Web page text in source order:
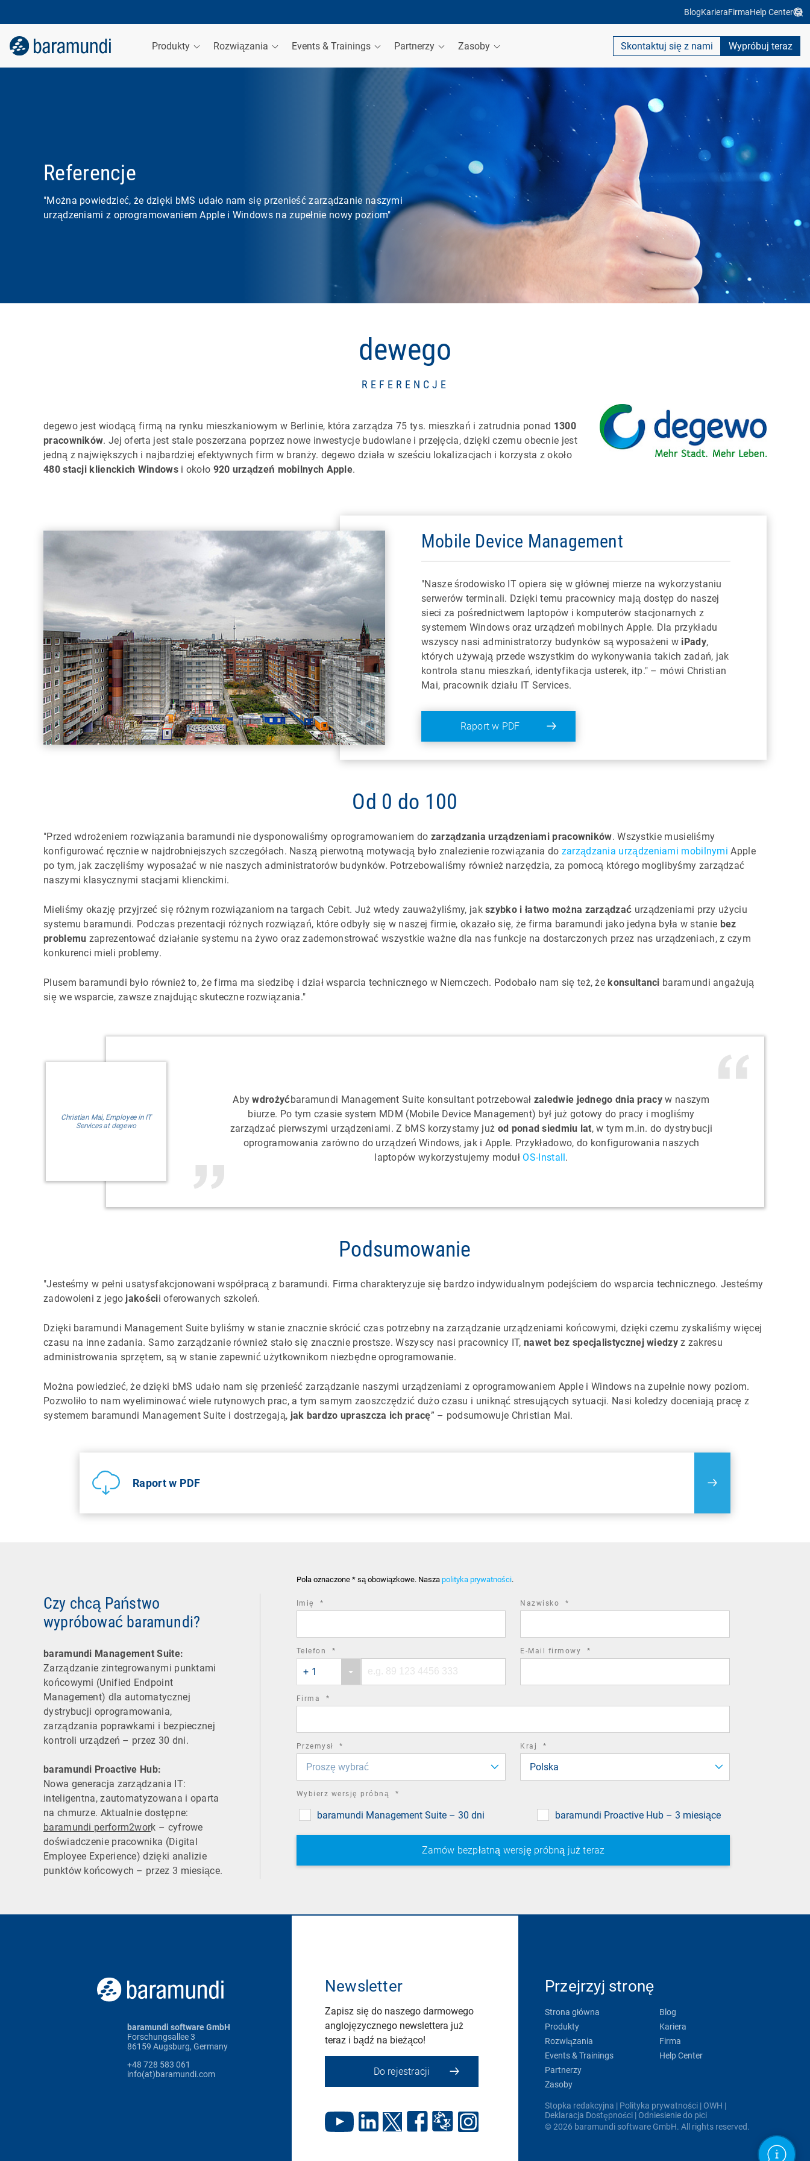
BlogKarieraFirmaHelp Center
Produkty Rozwiązania Events & Trainings Partnerzy Zasoby Skontaktuj się z nami Wypróbuj teraz
Referencje
"Można powiedzieć, że dzięki bMS udało nam się przenieść zarządzanie naszymi
urządzeniami z oprogramowaniem Apple i Windows na zupełnie nowy poziom"
dewego
REFERENCJE
degewo jest wiodącą firmą na rynku mieszkaniowym w Berlinie, która zarządza 75 tys. mieszkań i zatrudnia ponad 1300
pracowników. Jej oferta jest stale poszerzana poprzez nowe inwestycje budowlane i przejęcia, dzięki czemu obecnie jest
jedną z największych i najbardziej efektywnych firm w branży. degewo działa w sześciu lokalizacjach i korzysta z około
480 stacji klienckich Windowsi około 920 urządzeń mobilnych Apple.
Mobile Device Management
"Nasze środowisko IT opiera się w głównej mierze na wykorzystaniu
serwerów terminali. Dzięki temu pracownicy mają dostęp do naszej
sieci za pośrednictwem laptopów i komputerów stacjonarnych z
systemem Windows oraz urządzeń mobilnych Apple. Dla przykładu
wszyscy nasi administratorzy budynków są wyposażeni w iPady,
których używają przede wszystkim do wykonywania takich zadań, jak
kontrola stanu mieszkań, identyfikacja usterek, itp." – mówi Christian
Mai, pracownik działu IT Services.
Raport w PDF
Od 0 do 100
"Przed wdrożeniem rozwiązania baramundi nie dysponowaliśmy oprogramowaniem do zarządzania urządzeniami pracowników. Wszystkie musieliśmy
konfigurować ręcznie w najdrobniejszych szczegółach. Naszą pierwotną motywacją było znalezienie rozwiązania do zarządzania urządzeniami mobilnymi Apple
po tym, jak zaczęliśmy wyposażać w nie naszych administratorów budynków. Potrzebowaliśmy również narzędzia, za pomocą którego moglibyśmy zarządzać
naszymi klasycznymi stacjami klienckimi.
Mieliśmy okazję przyjrzeć się różnym rozwiązaniom na targach Cebit. Już wtedy zauważyliśmy, jakszybko i łatwo można zarządzać urządzeniami przy użyciu
systemu baramundi. Podczas prezentacji różnych rozwiązań, które odbyły się w naszej firmie, okazało się, że firma baramundi jako jedyna była w stanie bez
problemu zaprezentować działanie systemu na żywo oraz zademonstrować wszystkie ważne dla nas funkcje na dostarczonych przez nas urządzeniach, z czym
konkurenci mieli problemy.
Plusem baramundi było również to, że firma ma siedzibę i dział wsparcia technicznego w Niemczech. Podobało nam się też, że konsultanci baramundi angażują
się we wsparcie, zawsze znajdując skuteczne rozwiązania."
Abywdrożyćbaramundi Management Suite konsultant potrzebował zaledwie jednego dnia pracy w naszym
biurze. Po tym czasie system MDM (Mobile Device Management) był już gotowy do pracy i mogliśmy
zarządzać pierwszymi urządzeniami. Z bMS korzystamy już od ponad siedmiu lat, w tym m.in. do dystrybucji
oprogramowania zarówno do urządzeń Windows, jak i Apple. Przykładowo, do konfigurowania naszych
laptopów wykorzystujemy moduł OS-Install.
Christian Mai, Employee in IT
Services at degewo
Podsumowanie
"Jesteśmy w pełni usatysfakcjonowani współpracą z baramundi. Firma charakteryzuje się bardzo indywidualnym podejściem do wsparcia technicznego. Jesteśmy
zadowoleni z jego jakościi oferowanych szkoleń.
Dzięki baramundi Management Suite byliśmy w stanie znacznie skrócić czas potrzebny na zarządzanie urządzeniami końcowymi, dzięki czemu zyskaliśmy więcej
czasu na inne zadania. Samo zarządzanie również stało się znacznie prostsze. Wszyscy nasi pracownicy IT, nawet bez specjalistycznej wiedzyz zakresu
administrowania sprzętem, są w stanie zapewnić użytkownikom niezbędne oprogramowanie.
Można powiedzieć, że dzięki bMS udało nam się przenieść zarządzanie naszymi urządzeniami z oprogramowaniem Apple i Windows na zupełnie nowy poziom.
Pozwoliło to nam wyeliminować wiele rutynowych prac, a tym samym zaoszczędzić dużo czasu i uniknąć stresujących sytuacji. Nasi koledzy doceniają pracę z
systemem baramundi Management Suite i dostrzegają, jak bardzo upraszcza ich pracę” – podsumowuje Christian Mai.
Raport w PDF
Czy chcą Państwo
wypróbować baramundi?
baramundi Management Suite:
Zarządzanie zintegrowanymi punktami
końcowymi (Unified Endpoint
Management) dla automatycznej
dystrybucji oprogramowania,
zarządzania poprawkami i bezpiecznej
kontroli urządzeń – przez 30 dni.
baramundi Proactive Hub:
Nowa generacja zarządzania IT:
inteligentna, zautomatyzowana i oparta
na chmurze. Aktualnie dostępne:
baramundi perform2work – cyfrowe
doświadczenie pracownika (Digital
Employee Experience) dzięki analizie
punktów końcowych – przez 3 miesiące.
Pola oznaczone * są obowiązkowe. Nasza polityka prywatności.
Imię * Nazwisko *
Telefon *
country
code
+ 1
number
E-Mail firmowy *
Firma *
Przemysł *
Proszę wybrać
Kraj *
Polska
Wybierz wersję próbną *
baramundi Management Suite – 30 dni baramundi Proactive Hub – 3 miesiące
baramundi software GmbH
Forschungsallee 3
86159 Augsburg, Germany
+48 728 583 061
info(at)baramundi.com
Newsletter
Zapisz się do naszego darmowego
anglojęzycznego newslettera już
teraz i bądź na bieżąco!
Do rejestracji
Przejrzyj stronę
Strona główna
Produkty
Rozwiązania
Events & Trainings
Partnerzy
Zasoby
Blog
Kariera
Firma
Help Center
Stopka redakcyjna | Polityka prywatności| OWH |
Deklaracja Dostępności| Odniesienie do płci
© 2026 baramundi software GmbH. All rights reserved.